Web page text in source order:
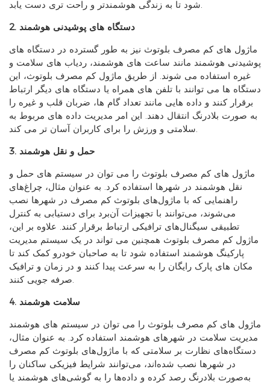
شود تا به زندگی هوشمندتر و راحت تری دست یابد.
2. دستگاه های پوشیدنی هوشمند
ماژول های کم مصرف بلوتوث نیز به طور گسترده در دستگاه های
پوشیدنی هوشمند مانند ساعت های هوشمند، ردیاب های سلامت و
غیره استفاده می شوند. از طریق ماژول کم مصرف بلوتوث، این
دستگاه ها می توانند با تلفن های همراه یا دستگاه های دیگر ارتباط
برقرار کنند و داده هایی مانند تعداد گام ها، ضربان قلب و غیره را
به صورت بلادرنگ انتقال دهند. این امر مدیریت داده های مربوط به
سلامتی و ورزش را برای کاربران آسان تر می کند.
3. حمل و نقل هوشمند
ماژول های کم مصرف بلوتوث را می توان در سیستم های حمل و
نقل هوشمند در شهرها استفاده کرد. به عنوان مثال، چراغ‌های
راهنمایی که با ماژول‌های بلوتوث کم مصرف در شهرها نصب
می‌شوند، می‌توانند با تجهیزات آن‌برد برای دستیابی به کنترل
تطبیقی ​​سیگنال‌های ترافیکی ارتباط برقرار کنند. علاوه بر این،
ماژول کم مصرف بلوتوث همچنین می تواند در یک سیستم مدیریت
پارکینگ هوشمند استفاده شود تا به صاحبان خودرو کمک کند تا
مکان های پارک رایگان را به سرعت پیدا کنند و در زمان و ترافیک
صرفه جویی کنند.
4. سلامت هوشمند
ماژول های کم مصرف بلوتوث را می توان در سیستم های هوشمند
مدیریت سلامت در شهرهای هوشمند استفاده کرد. به عنوان مثال،
دستگاه‌های نظارت بر سلامتی که با ماژول‌های بلوتوث کم مصرف
در شهرها نصب شده‌اند، می‌توانند شرایط فیزیکی ساکنان را
به‌صورت بلادرنگ رصد کرده و داده‌ها را به گوشی‌های هوشمند یا